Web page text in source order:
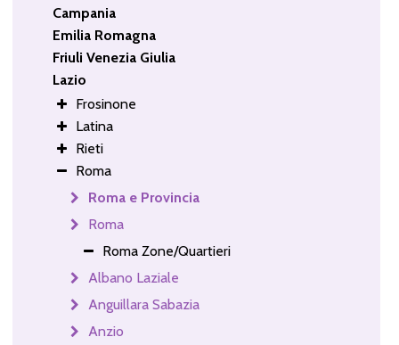
Campania
Emilia Romagna
Friuli Venezia Giulia
Lazio
Frosinone
Latina
Rieti
Roma
Roma e Provincia
Roma
Roma Zone/Quartieri
Albano Laziale
Anguillara Sabazia
Anzio